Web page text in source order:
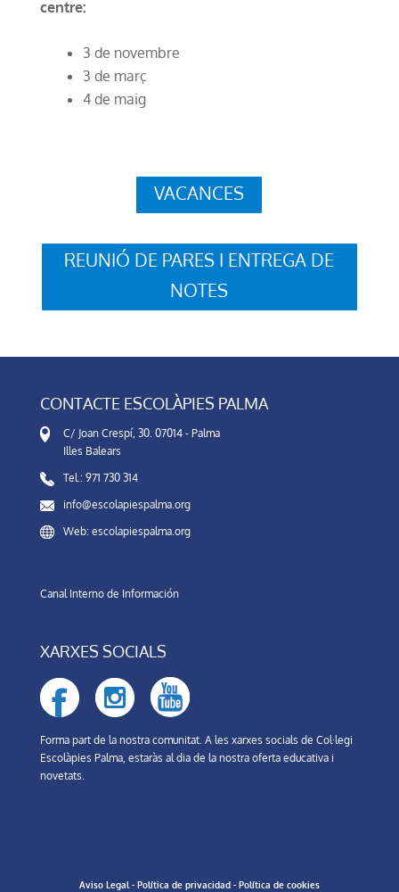
centre:
3 de novembre
3 de març
4 de maig
VACANCES
REUNIÓ DE PARES I ENTREGA DE
NOTES
CONTACTE ESCOLÀPIES PALMA
C/ Joan Crespí, 30. 07014 - Palma
Illes Balears
Tel.: 971 730 314
info@escolapiespalma.org
Web: escolapiespalma.org
Canal Interno de Información
XARXES SOCIALS
Forma part de la nostra comunitat. A les xarxes socials de Col·legi
Escolàpies Palma, estaràs al dia de la nostra oferta educativa i
novetats.
Aviso Legal - Política de privacidad- Política de cookies